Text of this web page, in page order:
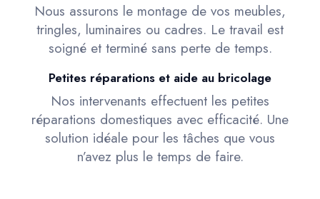
Nous assurons le montage de vos meubles,
tringles, luminaires ou cadres. Le travail est
soigné et terminé sans perte de temps.
Petites réparations et aide au bricolage
Nos intervenants effectuent les petites
réparations domestiques avec efficacité. Une
solution idéale pour les tâches que vous
n’avez plus le temps de faire.